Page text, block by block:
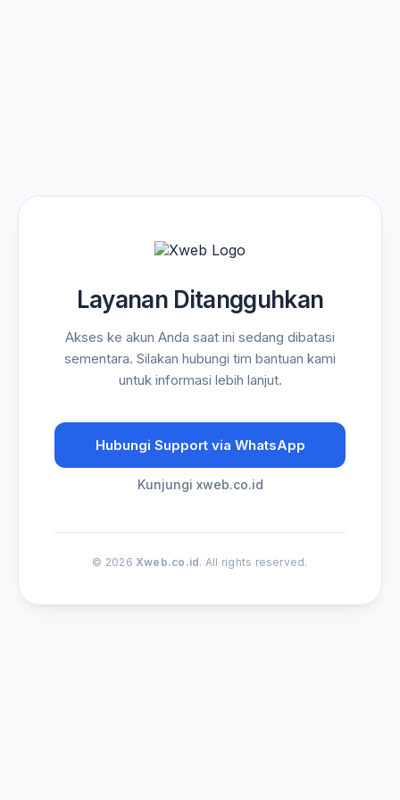
Layanan Ditangguhkan
Akses ke akun Anda saat ini sedang dibatasi
sementara. Silakan hubungi tim bantuan kami
untuk informasi lebih lanjut.
Hubungi Support via WhatsApp
Kunjungi xweb.co.id
© 2026 Xweb.co.id. All rights reserved.